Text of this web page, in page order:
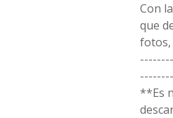
Con
que
fotos,
**Es